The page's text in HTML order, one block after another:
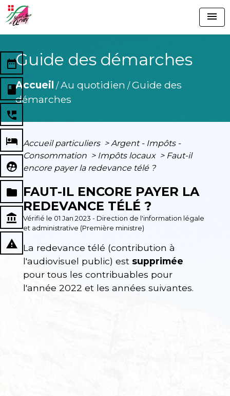
menu
Guide des démarches
Accueil /Au quotidien /Guide des
démarches
date_range
book
perm_phone_msg
local_hotel
supervised_user_circle
folder
account_balance
report_problem
Accueil particuliers > Argent - Impôts -
Consommation > Impôts locaux > Faut-il
encore payer la redevance télé ?
FAUT-IL ENCORE PAYER LA
REDEVANCE TÉLÉ ?
Vérifié le 01 Jan 2023 - Direction de l'information légale
et administrative (Première ministre)
La redevance télé (contribution à
l'audiovisuel public) est supprimée
pour tous les contribuables pour
l'année 2022 et les années suivantes.